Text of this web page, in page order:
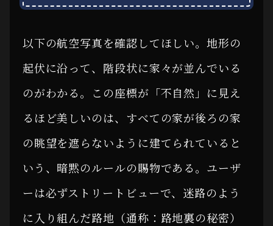
以下の航空写真を確認してほしい。地形の
起伏に沿って、階段状に家々が並んでいる
のがわかる。この座標が「不自然」に見え
るほど美しいのは、すべての家が後ろの家
の眺望を遮らないように建てられていると
いう、暗黙のルールの賜物である。ユーザ
ーは必ずストリートビューで、迷路のよう
に入り組んだ路地（通称：路地裏の秘密）